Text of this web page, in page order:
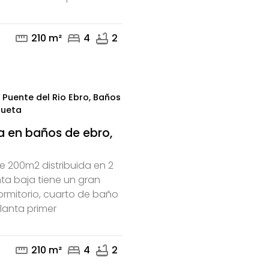
straighten 210 m² bed 4 bathtub 2
mailphone
del Rio Ebro, Baños
en baños de ebro,
200m2 distribuida en 2
baja tiene un gran
cuarto de baño
primer
straighten 210 m² bed 4 bathtub 2